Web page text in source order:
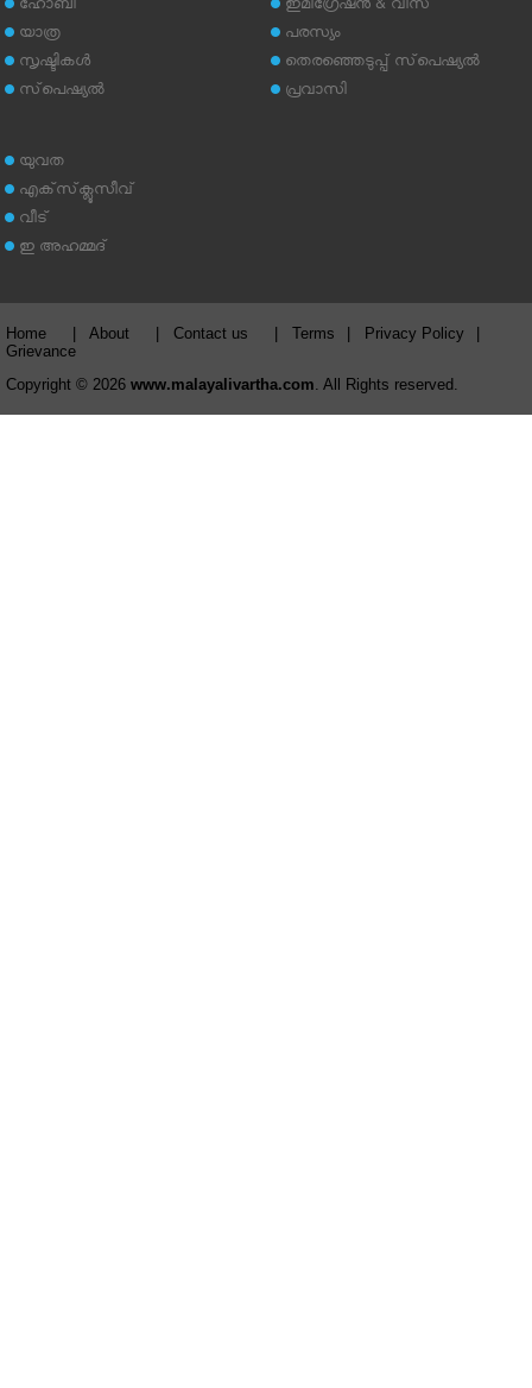
ഹോബി
യാത്ര
സൃഷ്ടികള്‍
സ്‌പെഷ്യല്‍
ഇമിഗ്രേഷന്‍ & വിസ
പരസ്യം
തെരഞ്ഞെടുപ്പ് സ്‌പെഷ്യല്‍
പ്രവാസി
യുവത
എക്‌സ്‌ക്ലൂസീവ്
വീട്
ഇ അഹമ്മദ്‌
Home About Contact us Terms Privacy Policy
Grievance
Copyright © 2026 www.malayalivartha.com . All Rights reserved.